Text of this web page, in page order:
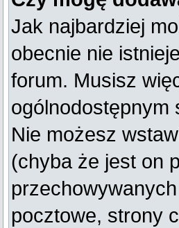
Jak najbardziej
obecnie nie
forum. Musisz
ogólnodostępnym
Nie możesz
(chyba że jest on
pocztowe, strony